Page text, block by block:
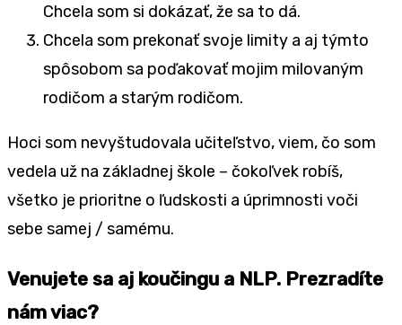
Chcela som si dokázať, že sa to dá.
Chcela som prekonať svoje limity a aj týmto
spôsobom sa poďakovať mojim milovaným
rodičom a starým rodičom.
Hoci som nevyštudovala učiteľstvo, viem, čo som
vedela už na základnej škole – čokoľvek robíš,
všetko je prioritne o ľudskosti a úprimnosti voči
sebe samej / samému.
Venujete sa aj koučingu a NLP. Prezradíte
nám viac?